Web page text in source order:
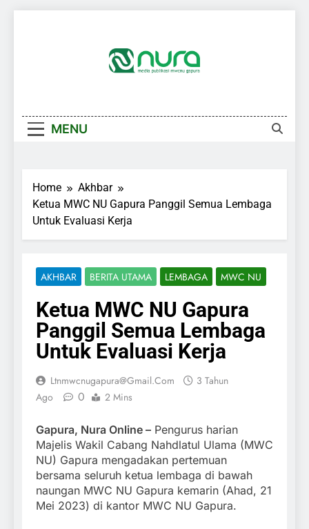
MENU
Home
Akhbar
Ketua MWC NU Gapura Panggil Semua Lembaga
Untuk Evaluasi Kerja
AKHBAR BERITA UTAMA LEMBAGA MWC NU
Ketua MWC NU Gapura
Panggil Semua Lembaga
Untuk Evaluasi Kerja
Ltnmwcnugapura@gmail.com
3 Tahun
Ago
0 2 Mins
Gapura, Nura Online – Pengurus harian
Majelis Wakil Cabang Nahdlatul Ulama (MWC
NU) Gapura mengadakan pertemuan
bersama seluruh ketua lembaga di bawah
naungan MWC NU Gapura kemarin (Ahad, 21
Mei 2023) di kantor MWC NU Gapura.